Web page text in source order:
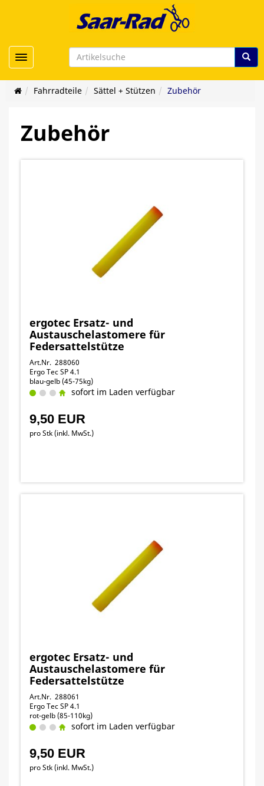
Toggle navigation
Fahrradteile Sättel + Stützen Zubehör
Zubehör
ergotec Ersatz- und
Austauschelastomere für
Federsattelstütze
Art.Nr. 288060
Ergo Tec SP 4.1
blau-gelb (45-75kg)
sofort im Laden verfügbar
9,50 EUR
pro Stk (inkl. MwSt.)
ergotec Ersatz- und
Austauschelastomere für
Federsattelstütze
Art.Nr. 288061
Ergo Tec SP 4.1
rot-gelb (85-110kg)
sofort im Laden verfügbar
9,50 EUR
pro Stk (inkl. MwSt.)